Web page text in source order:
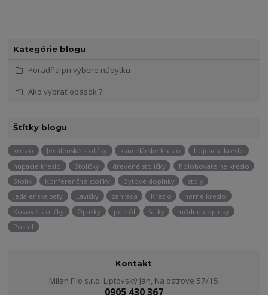
Kategórie blogu
Poradňa pri výbere nábytku
Ako vybrať opasok ?
Štítky blogu
kreslo Jedálenské stoličky kancelárske kreslo
hojdacie kreslo
hupacie kreslo
Stoličky drevené stoličky
Polohovatelne kreslo
Stolík
Konferenčné stolíky Bytové doplnky
stoly
Jedálenske sety
Lavičky záhrada Kreslo
herné kreslo
Kovové stoličky
Opasky pc stôl šatky
módne doplnky
Postel
Kontakt
Milan Filo s.r.o. Liptovský Ján, Na ostrove 57/15
0905 430 367